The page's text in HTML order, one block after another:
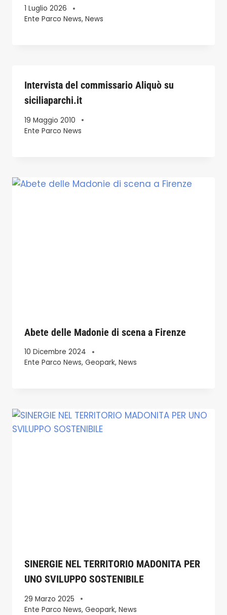
1 Luglio 2026
Ente Parco News, News
Intervista del commissario Aliquò su
siciliaparchi.it
19 Maggio 2010
Ente Parco News
Abete delle Madonie di scena a Firenze
10 Dicembre 2024
Ente Parco News, Geopark, News
SINERGIE NEL TERRITORIO MADONITA PER
UNO SVILUPPO SOSTENIBILE
29 Marzo 2025
Ente Parco News, Geopark, News